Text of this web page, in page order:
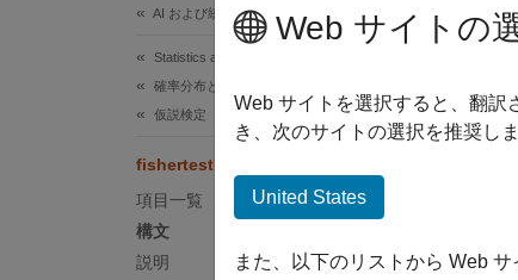
AI および統計
Statistics and Machine Learning Toolbox
確率分布と仮説検定
仮説検定
fishertest
項目一覧
構文
説明
フィ
Web サイトの
Web サイトを選択すると、翻訳
き、次のサイトの選択を推奨し
United States
また、以下のリストから Web